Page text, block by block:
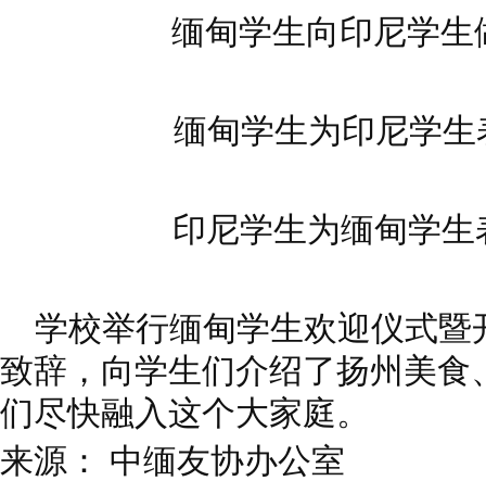
缅甸学生向印尼学生
缅甸学生为印尼学生
印尼学生为缅甸学生
学校举行缅甸学生欢迎仪式暨
致辞，向学生们介绍了扬州美食
们尽快融入这个大家庭。
来源： 中缅友协办公室